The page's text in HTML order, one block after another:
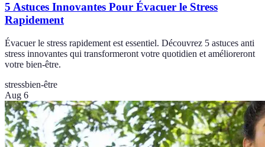
5 Astuces Innovantes Pour Évacuer le Stress
Rapidement
Évacuer le stress rapidement est essentiel. Découvrez 5 astuces anti
stress innovantes qui transformeront votre quotidien et amélioreront
votre bien-être.
stressbien-être
Aug 6